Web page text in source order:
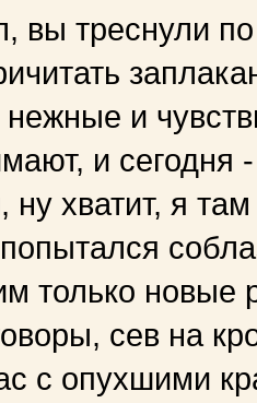
вы треснули
нежные и
и сегодня
хватит, я
только
сев на
с опухшими